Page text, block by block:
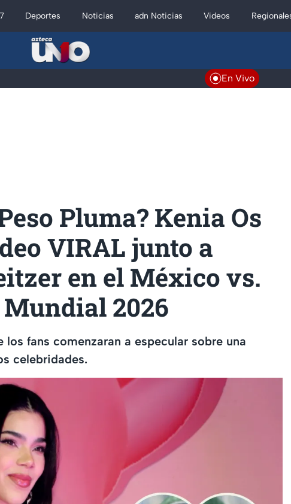
Deportes Noticias adn Noticias Videos
En Vivo
Pluma? Kenia Os
VIRAL junto a
en el México vs.
2026
fans comenzaran a especular sobre una
celebridades.